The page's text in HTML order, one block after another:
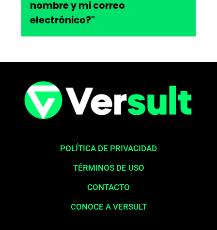
nombre y mi correo
electrónico?"
POLÍTICA DE PRIVACIDAD
TÉRMINOS DE USO
CONTACTO
CONOCE A VERSULT